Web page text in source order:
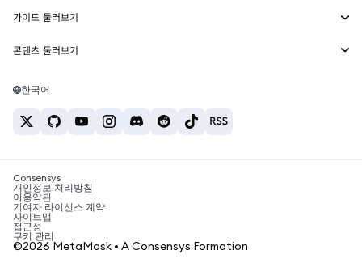
Snaps
웹3 서비스
보안
고객 지원
채용
솔라나 가격
테더 가격
ETH를 USD로 환전
USDT를 INR로 환전
BTC를 INR로 환전
ETH를 USDT로 환전
가이드 둘러보기
ETH 매수
USDT 매수
SHIB 매수
BNB 매수
콘텐츠 둘러보기
솔라나 지갑
암호화폐 세금 뉴스
암호화폐 매수 방법
비트코인 매도 방법
한국어
Consensys
개인정보 처리방침
이용약관
기여자 라이선스 계약
사이트맵
접근성
쿠키 관리
©2026 MetaMask • A Consensys Formation